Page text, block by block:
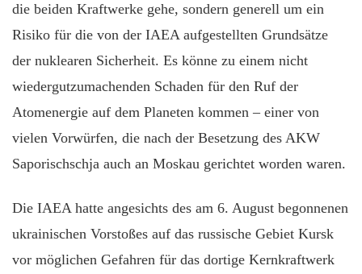
die beiden Kraftwerke gehe, sondern generell um ein
Risiko für die von der IAEA aufgestellten Grundsätze
der nuklearen Sicherheit. Es könne zu einem nicht
wiedergutzumachenden Schaden für den Ruf der
Atomenergie auf dem Planeten kommen – einer von
vielen Vorwürfen, die nach der Besetzung des AKW
Saporischschja auch an Moskau gerichtet worden waren.
Die IAEA hatte angesichts des am 6. August begonnenen
ukrainischen Vorstoßes auf das russische Gebiet Kursk
vor möglichen Gefahren für das dortige Kernkraftwerk